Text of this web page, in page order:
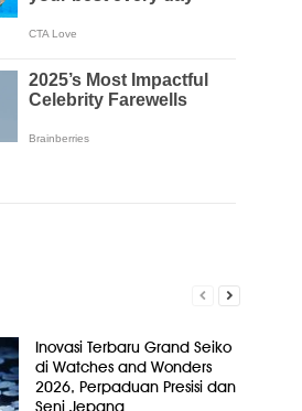
Inovasi Terbaru Grand Seiko
di Watches and Wonders
2026, Perpaduan Presisi dan
Seni Jepang